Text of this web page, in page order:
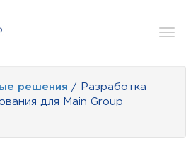
решения / Разработка
для Main Group